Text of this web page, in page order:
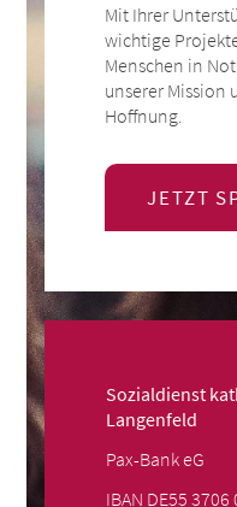
Mit Ihrer
wichtige
Menschen in
unserer Mission
Hoffnung.
JETZT
Sozialdienst
Langenfeld
Pax-Bank eG
IBAN DE55